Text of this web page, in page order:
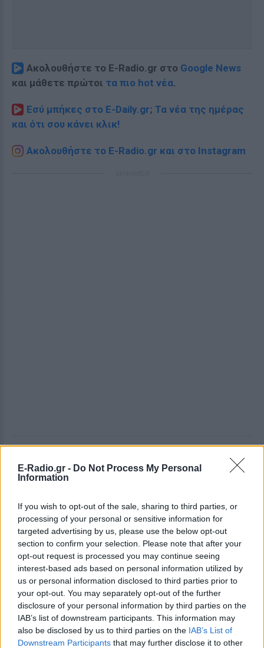
E-Radio.gr - Do Not Process My Personal
Information
If you wish to opt-out of the sale, sharing to third parties, or
processing of your personal or sensitive information for
targeted advertising by us, please use the below opt-out
section to confirm your selection. Please note that after your
opt-out request is processed you may continue seeing
interest-based ads based on personal information utilized by
us or personal information disclosed to third parties prior to
your opt-out. You may separately opt-out of the further
disclosure of your personal information by third parties on the
IAB’s list of downstream participants. This information may
also be disclosed by us to third parties on the IAB’s List of
Downstream Participants that may further disclose it to other
Ακολουθήστε το E-Radio.gr στο Google News
και μάθετε πρώτοι τα πιο hot νέα.
Εσύ μπήκες στο E-Daily.gr; Τα νέα της ημέρας
και ότι σου κάνει κλικ!
Ακολουθήστε το E-Radio.gr και στο Instagram
Οι συναυλίες επιτέλους
βγάζουν φτηνά εισιτήρια ‑
Ποιοι καλλιτέχνες κατέβασαν
τις τιμές
ΠΡΙΝ 5 ΏΡΕΣ
Οι fans δεν αντέχουν άλλες αυξήσεις: Τα
φθηνά εισιτήρια που εξαφανίζονται σε
λίγα λεπτά
Ο διάσημος κιθαρίστας απο τον
οποιο εμπνεύστηκε το όνομα